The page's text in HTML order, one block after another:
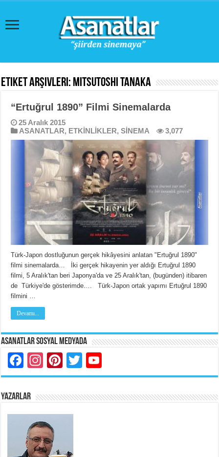
Etiket Arşivleri: Mitsutoshi Tanaka
“Ertuğrul 1890” Filmi Sinemalarda
25 Aralık 2015
ASANATLAR, ETKİNLİKLER,SİNEMA 3,077
Türk-Japon dostluğunun gerçek hikâyesini anlatan "Ertuğrul 1890"
filmi sinemalarda… İki gerçek hikayenin yer aldığı Ertuğrul 1890
filmi, 5 Aralık'tan beri Japonya'da ve 25 Aralık'tan, (bugünden) itibaren
de Türkiye'de gösterimde…. Türk-Japon ortak yapımı Ertuğrul 1890
filmini …
Devamı...
Asanatlar Sosyal Medyada
Facebook
Instagram
Pinterest
Twitter
YAZARLAR